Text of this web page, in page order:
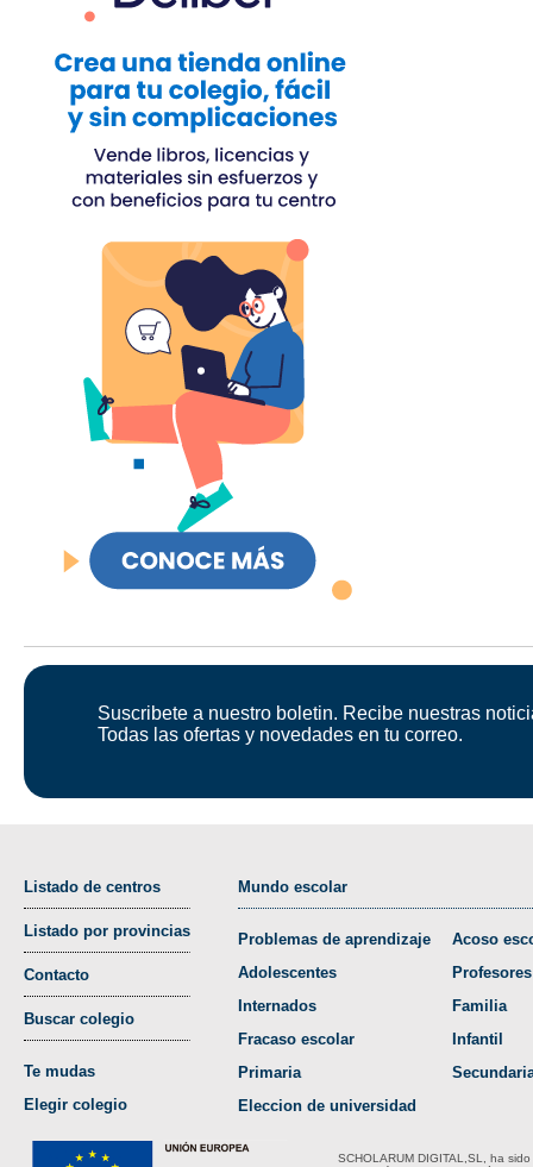
Suscribete a nuestro boletin. Recibe nuestras
Todas las ofertas y novedades en tu correo.
Listado de centros
Listado por provincias
Contacto
Buscar colegio
Te mudas
Elegir colegio
Mundo escolar
Problemas de aprendizaje
Adolescentes
Internados
Fracaso escolar
Primaria
Eleccion de universidad
Acoso
Profesores
Familia
Infantil
SCHOLARUM DIGITAL,SL, ha